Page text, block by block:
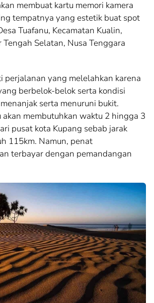
membuat kartu memori kamera
tempatnya yang estetik buat spot
Tuafanu, Kecamatan Kualin,
Tengah Selatan, Nusa Tenggara
perjalanan yang melelahkan karena
berbelok-belok serta kondisi
serta menuruni bukit.
akan membutuhkan waktu 2 hingga 3
pusat kota Kupang sebab jarak
115km. Namun, penat
terbayar dengan pemandangan